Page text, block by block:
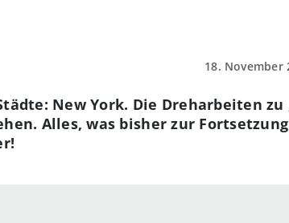
18. November
New York. Die Dreharbeiten zu
Alles, was bisher zur